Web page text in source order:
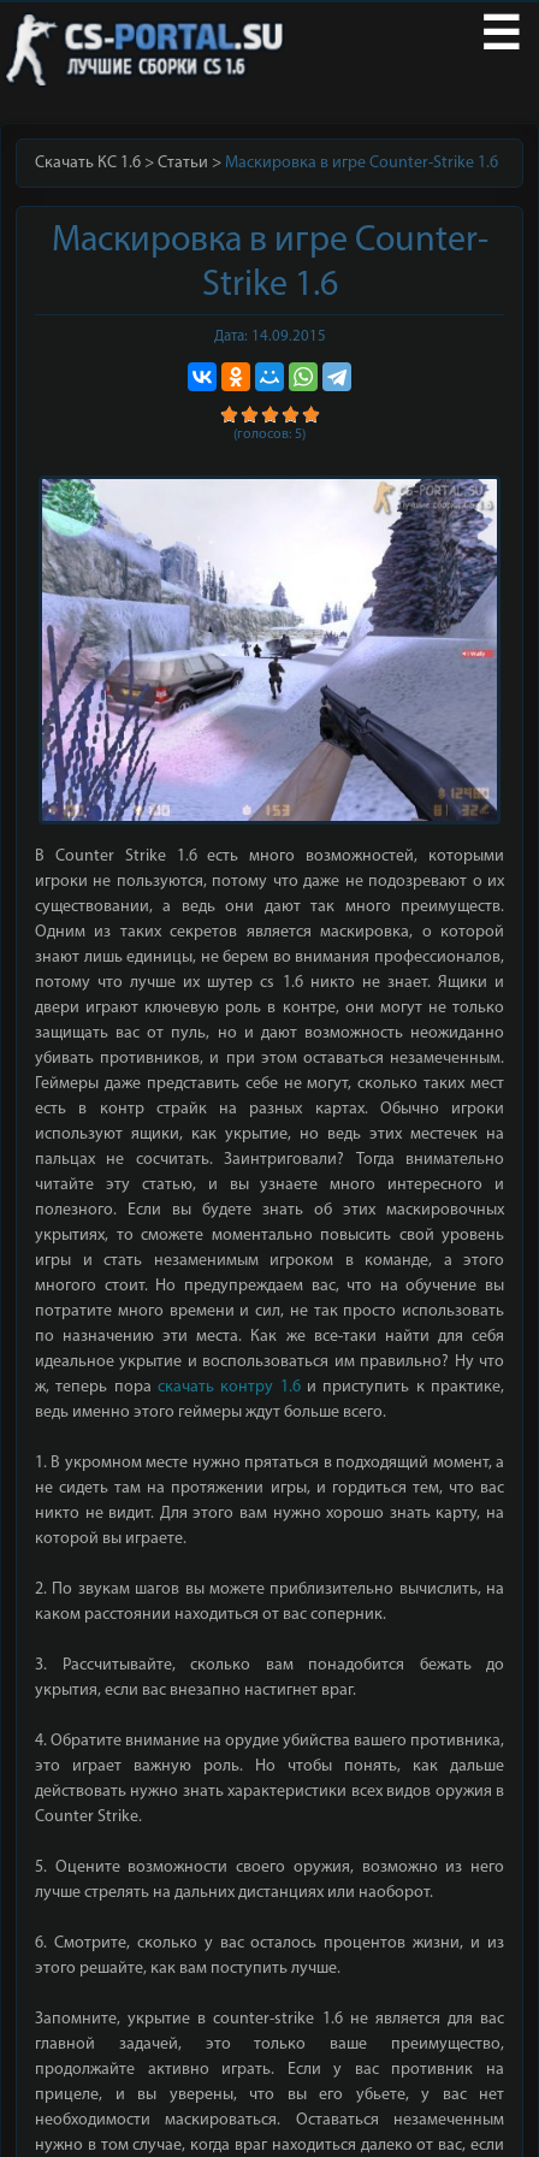
☰
Скачать КС 1.6 Статьи Маскировка в игре Counter-Strike 1.6
Маскировка в игре Counter-
Strike 1.6
Дата: 14.09.2015
(голосов: 5)
В Counter Strike 1.6 есть много возможностей, которыми
игроки не пользуются, потому что даже не подозревают о их
существовании, а ведь они дают так много преимуществ.
Одним из таких секретов является маскировка, о которой
знают лишь единицы, не берем во внимания профессионалов,
потому что лучше их шутер cs 1.6 никто не знает. Ящики и
двери играют ключевую роль в контре, они могут не только
защищать вас от пуль, но и дают возможность неожиданно
убивать противников, и при этом оставаться незамеченным.
Геймеры даже представить себе не могут, сколько таких мест
есть в контр страйк на разных картах. Обычно игроки
используют ящики, как укрытие, но ведь этих местечек на
пальцах не сосчитать. Заинтриговали? Тогда внимательно
читайте эту статью, и вы узнаете много интересного и
полезного. Если вы будете знать об этих маскировочных
укрытиях, то сможете моментально повысить свой уровень
игры и стать незаменимым игроком в команде, а этого
многого стоит. Но предупреждаем вас, что на обучение вы
потратите много времени и сил, не так просто использовать
по назначению эти места. Как же все-таки найти для себя
идеальное укрытие и воспользоваться им правильно? Ну что
ж, теперь пора скачать контру 1.6и приступить к практике,
ведь именно этого геймеры ждут больше всего.
1. В укромном месте нужно прятаться в подходящий момент, а
не сидеть там на протяжении игры, и гордиться тем, что вас
никто не видит. Для этого вам нужно хорошо знать карту, на
которой вы играете.
2. По звукам шагов вы можете приблизительно вычислить, на
каком расстоянии находиться от вас соперник.
3. Рассчитывайте, сколько вам понадобится бежать до
укрытия, если вас внезапно настигнет враг.
4. Обратите внимание на орудие убийства вашего противника,
это играет важную роль. Но чтобы понять, как дальше
действовать нужно знать характеристики всех видов оружия в
Counter Strike.
5. Оцените возможности своего оружия, возможно из него
лучше стрелять на дальних дистанциях или наоборот.
6. Смотрите, сколько у вас осталось процентов жизни, и из
этого решайте, как вам поступить лучше.
Запомните, укрытие в counter-strike 1.6 не является для вас
главной задачей, это только ваше преимущество,
продолжайте активно играть. Если у вас противник на
прицеле, и вы уверены, что вы его убьете, у вас нет
необходимости маскироваться. Оставаться незамеченным
нужно в том случае, когда враг находиться далеко от вас, если